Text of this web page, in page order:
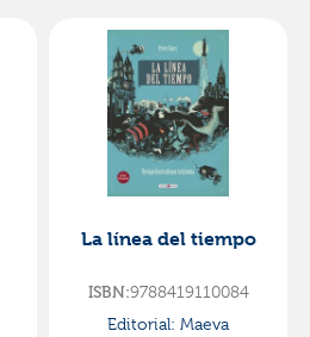
La línea del tiempo
ISBN:9788419110084
Editorial: Maeva